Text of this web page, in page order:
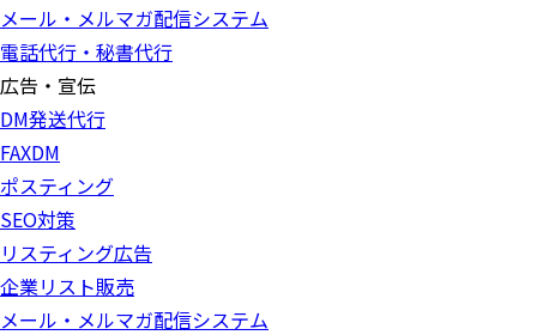
メール・メルマガ配信システム
電話代行・秘書代行
広告・宣伝
DM発送代行
FAXDM
ポスティング
SEO対策
リスティング広告
企業リスト販売
メール・メルマガ配信システム